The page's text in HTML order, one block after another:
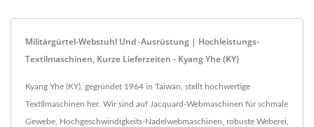
Militärgürtel-Webstuhl Und -Ausrüstung | Hochleistungs-
Textilmaschinen, Kurze Lieferzeiten - Kyang Yhe (KY)
Kyang Yhe (KY), gegründet 1964 in Taiwan, stellt hochwertige
Textilmaschinen her. Wir sind auf Jacquard-Webmaschinen für schmale
Gewebe, Hochgeschwindigkeits-Nadelwebmaschinen, robuste Weberei,